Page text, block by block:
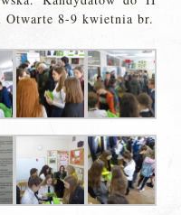
Otwarte 8-9 kwietnia br.